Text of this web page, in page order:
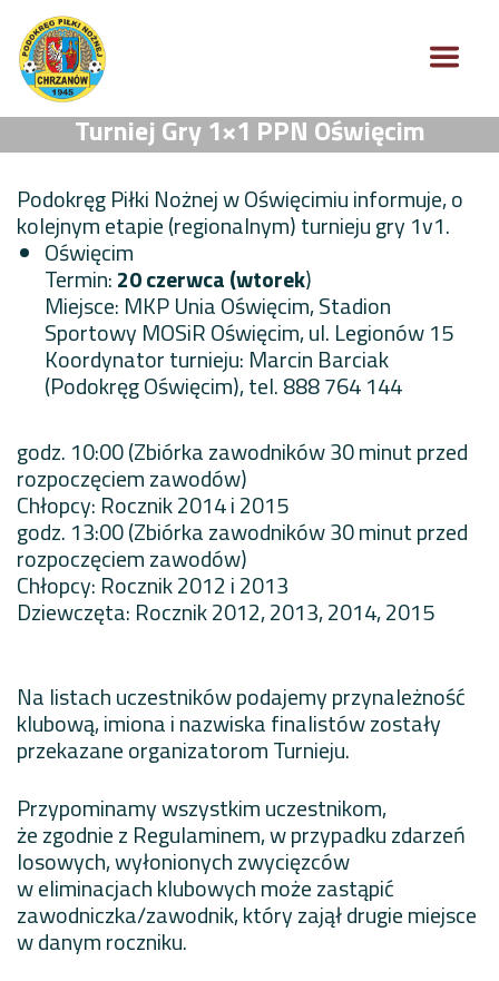
Turniej Gry 1×1 PPN Oświęcim
Podokręg Piłki Nożnej w Oświęcimiu informuje, o
kolejnym etapie (regionalnym) turnieju gry 1v1.
Oświęcim
Termin:20 czerwca (wtorek)
Miejsce: MKP Unia Oświęcim, Stadion
Sportowy MOSiR Oświęcim, ul. Legionów 15
Koordynator turnieju: Marcin Barciak
(Podokręg Oświęcim), tel. 888 764 144
godz. 10:00 (Zbiórka zawodników 30 minut przed
rozpoczęciem zawodów)
Chłopcy: Rocznik 2014 i 2015
godz. 13:00 (Zbiórka zawodników 30 minut przed
rozpoczęciem zawodów)
Chłopcy: Rocznik 2012 i 2013
Dziewczęta: Rocznik 2012, 2013, 2014, 2015
Na listach uczestników podajemy przynależność
klubową, imiona i nazwiska finalistów zostały
przekazane organizatorom Turnieju.
Przypominamy wszystkim uczestnikom,
że zgodnie z Regulaminem, w przypadku zdarzeń
losowych, wyłonionych zwycięzców
w eliminacjach klubowych może zastąpić
zawodniczka/zawodnik, który zajął drugie miejsce
w danym roczniku.